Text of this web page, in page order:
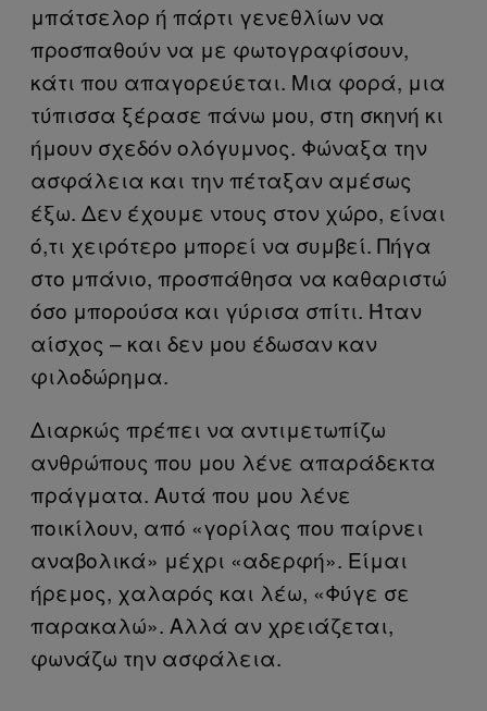
μπάτσελορ ή πάρτι γενεθλίων να
προσπαθούν να με φωτογραφίσουν,
κάτι που απαγορεύεται. Μια φορά, μια
τύπισσα ξέρασε πάνω μου, στη σκηνή κι
ήμουν σχεδόν ολόγυμνος. Φώναξα την
ασφάλεια και την πέταξαν αμέσως
έξω. Δεν έχουμε ντους στον χώρο, είναι
ό,τι χειρότερο μπορεί να συμβεί. Πήγα
στο μπάνιο, προσπάθησα να καθαριστώ
όσο μπορούσα και γύρισα σπίτι. Ήταν
αίσχος – και δεν μου έδωσαν καν
φιλοδώρημα.
Διαρκώς πρέπει να αντιμετωπίζω
ανθρώπους που μου λένε απαράδεκτα
πράγματα. Αυτά που μου λένε
ποικίλουν, από «γορίλας που παίρνει
αναβολικά» μέχρι «αδερφή». Είμαι
ήρεμος, χαλαρός και λέω, «Φύγε σε
παρακαλώ». Αλλά αν χρειάζεται,
φωνάζω την ασφάλεια.